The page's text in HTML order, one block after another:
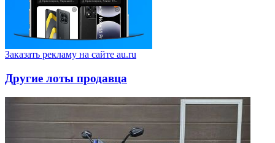
Заказать рекламу на сайте au.ru
Другие лоты продавца